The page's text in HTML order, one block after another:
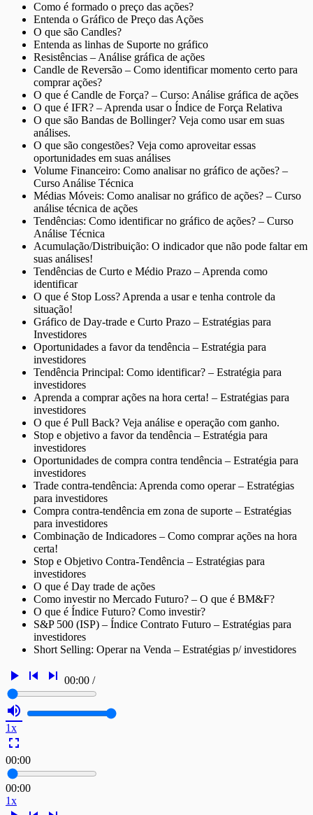
Como é formado o preço das ações?
Entenda o Gráfico de Preço das Ações
O que são Candles?
Entenda as linhas de Suporte no gráfico
Resistências – Análise gráfica de ações
Candle de Reversão – Como identificar momento certo para
comprar ações?
O que é Candle de Força? – Curso: Análise gráfica de ações
O que é IFR? – Aprenda usar o Índice de Força Relativa
O que são Bandas de Bollinger? Veja como usar em suas
análises.
O que são congestões? Veja como aproveitar essas
oportunidades em suas análises
Volume Financeiro: Como analisar no gráfico de ações? –
Curso Análise Técnica
Médias Móveis: Como analisar no gráfico de ações? – Curso
análise técnica de ações
Tendências: Como identificar no gráfico de ações? – Curso
Análise Técnica
Acumulação/Distribuição: O indicador que não pode faltar em
suas análises!
Tendências de Curto e Médio Prazo – Aprenda como
identificar
O que é Stop Loss? Aprenda a usar e tenha controle da
situação!
Gráfico de Day-trade e Curto Prazo – Estratégias para
Investidores
Oportunidades a favor da tendência – Estratégia para
investidores
Tendência Principal: Como identificar? – Estratégia para
investidores
Aprenda a comprar ações na hora certa! – Estratégias para
investidores
O que é Pull Back? Veja análise e operação com ganho.
Stop e objetivo a favor da tendência – Estratégia para
investidores
Oportunidades de compra contra tendência – Estratégia para
investidores
Trade contra-tendência: Aprenda como operar – Estratégias
para investidores
Compra contra-tendência em zona de suporte – Estratégias
para investidores
Combinação de Indicadores – Como comprar ações na hora
certa!
Stop e Objetivo Contra-Tendência – Estratégias para
investidores
O que é Day trade de ações
Como investir no Mercado Futuro? – O que é BM&F?
O que é Índice Futuro? Como investir?
S&P 500 (ISP) – Índice Contrato Futuro – Estratégias para
investidores
Short Selling: Operar na Venda – Estratégias p/ investidores
play_arrow skip_previous skip_next 00:00 /
volume_up
1x
fullscreen
00:00
00:00
1x